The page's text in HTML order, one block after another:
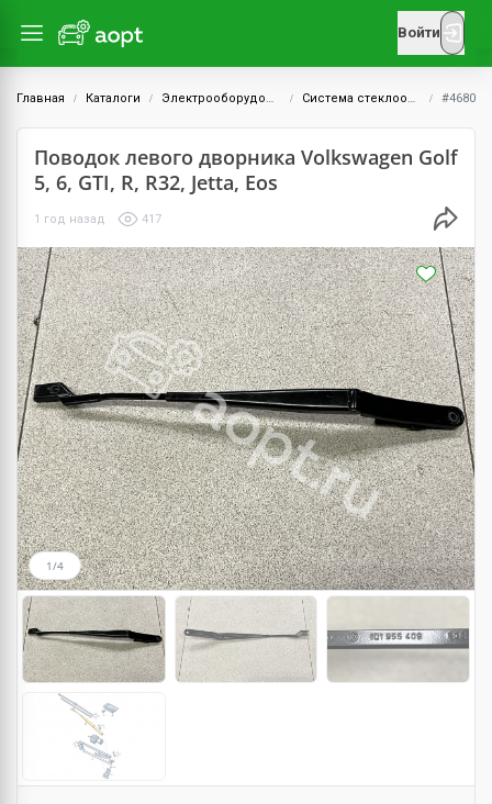
Войти
Главная Каталоги Электрооборудование Система стеклоочистителей #4680
Поводок левого дворника Volkswagen Golf
5, 6, GTI, R, R32, Jetta, Eos
1 год назад 417
1/4